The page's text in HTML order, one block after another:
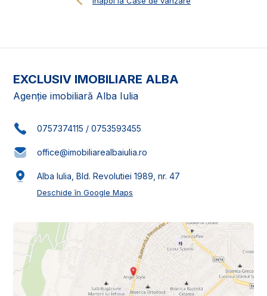
EXCLUSIV IMOBILIARE ALBA
Agenție imobiliară Alba Iulia
0757374115 / 0753593455
office@imobiliarealbaiulia.ro
Alba Iulia, Bld. Revolutiei 1989, nr. 47
Deschide în Google Maps